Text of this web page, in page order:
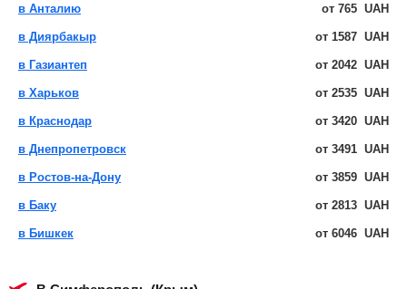
в Анталию от 765 UAH
в Диярбакыр от 1587 UAH
в Газиантеп от 2042 UAH
в Харьков от 2535 UAH
в Краснодар от 3420 UAH
в Днепропетровск от 3491 UAH
в Ростов-на-Дону от 3859 UAH
в Баку от 2813 UAH
в Бишкек от 6046 UAH